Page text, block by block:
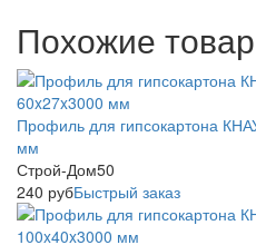
Похожие
Профиль для гипсокартона
мм
Строй-Дом50
240 рубБыстрый заказ